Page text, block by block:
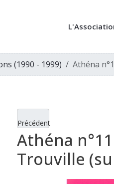
(1990 - 1999) Athéna
Précédent
Athéna
Trouville